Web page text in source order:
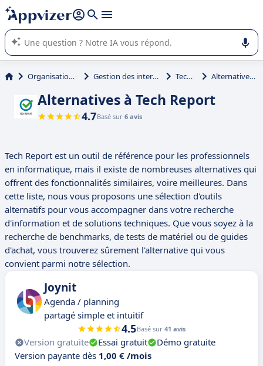
répondre (plusieurs lignes avec
L'IA de Appvizer vous guide dans l'utilisation ou la sélection de
logiciel SaaS en entreprise.
Organisation et planification Gestion des interventions et tournées Tech Report Alternatives à Tech Report
Alternatives à Tech Report
4.7Basé sur 6 avis
Tech Report est un outil de référence pour les professionnels
en informatique, mais il existe de nombreuses alternatives qui
offrent des fonctionnalités similaires, voire meilleures. Dans
cette liste, nous vous proposons une sélection d'outils
alternatifs pour vous accompagner dans votre recherche
d'information et de solutions techniques. Que vous soyez à la
recherche de benchmarks, de tests de matériel ou de guides
d'achat, vous trouverez sûrement l'alternative qui vous
convient parmi notre sélection.
Joynit
Agenda / planning
partagé simple et intuitif
4.5Basé sur 41 avis
Version gratuite Essai gratuit
Démo gratuite
Version payante dès 1,00 € /mois